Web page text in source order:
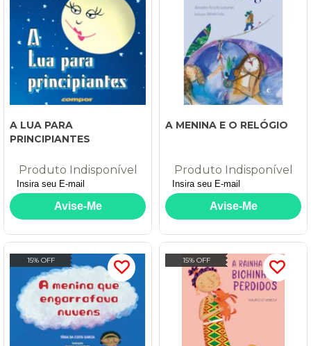
A LUA PARA
PRINCIPIANTES
Produto Indisponível
A MENINA E O RELÓGIO
Produto Indisponível
15% OFF 15% OFF